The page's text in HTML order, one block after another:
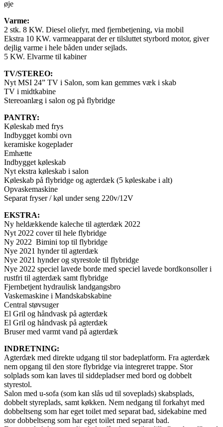
øje
Varme:
2 stk. 8 KW. Diesel oliefyr, med fjernbetjening, via mobil
Ekstra 10 KW. varmeapparat der er tilsluttet styrbord motor, giver
dejlig varme i hele båden under sejlads.
5 KW. Elvarme til kabiner
TV/STEREO:
Nyt MSI 24” TV i Salon, som kan gemmes væk i skab
TV i midtkabine
Stereoanlæg i salon og på flybridge
PANTRY:
Køleskab med frys
Indbygget kombi ovn
keramiske kogeplader
Emhætte
Indbygget køleskab
Nyt ekstra køleskab i salon
Køleskab på flybridge og agterdæk (5 køleskabe i alt)
Opvaskemaskine
Separat fryser / køl under seng 220v/12V
EKSTRA:
Ny heldækkende kaleche til agterdæk 2022
Nyt 2022 cover til hele flybridge
Ny 2022 Bimini top til flybridge
Nye 2021 hynder til agterdæk
Nye 2021 hynder og styrestole til flybridge
Nye 2022 speciel lavede borde med speciel lavede bordkonsoller i
rustfri til agterdæk samt flybridge
Fjernbetjent hydraulisk landgangsbro
Vaskemaskine i Mandskabskabine
Central støvsuger
El Gril og håndvask på agterdæk
El Gril og håndvask på agterdæk
Bruser med varmt vand på agterdæk
INDRETNING:
Agterdæk med direkte udgang til stor badeplatform. Fra agterdæk
nem opgang til den store flybridge via integreret trappe. Stor
solplads som kan laves til siddepladser med bord og dobbelt
styrestol.
Salon med u-sofa (som kan slås ud til soveplads) skabsplads,
dobbelt styreplads, samt køkken. Nem nedgang til forkahyt med
dobbeltseng som har eget toilet med separat bad, sidekabine med
stor dobbeltseng som har eget toilet med separat bad.